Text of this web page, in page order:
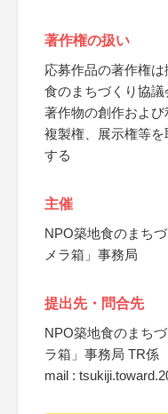
著作権の扱い
応募作品の著作権
食のまちづくり協
著作物の創作および
複製権、展示権等
する
主催
NPO築地食のまち
メラ箱」事務局
提出先・問合先
NPO築地食のまち
ラ箱」事務局 TR係
mail :